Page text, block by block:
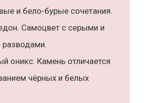
и бело-бурые сочетания.
Самоцвет с серыми и
оникс. Камень отличается
чёрных и белых